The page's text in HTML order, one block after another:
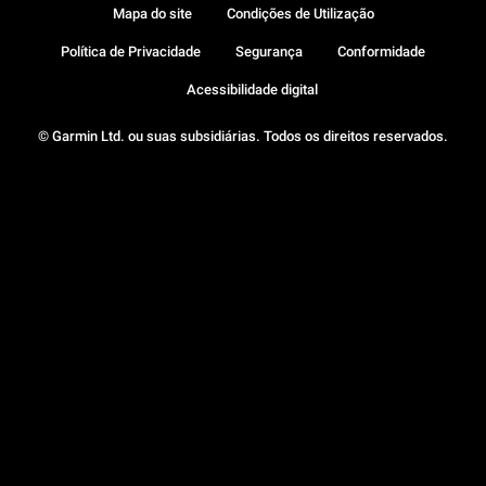
© Garmin Ltd. ou suas subsidiárias. Todos os direitos reservados.
Mapa do site Condições de Utilização
Política de Privacidade Segurança Conformidade
Acessibilidade digital